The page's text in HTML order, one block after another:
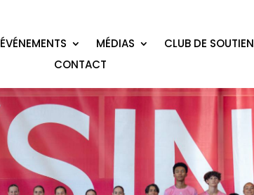
ÉVÉNEMENTS MÉDIAS CLUB DE SOUTIEN
CONTACT